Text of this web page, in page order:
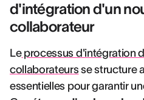
d'intégration d'un
collaborateur
Leprocessus d'intégration
collaborateursse structure
essentielles pour garantir